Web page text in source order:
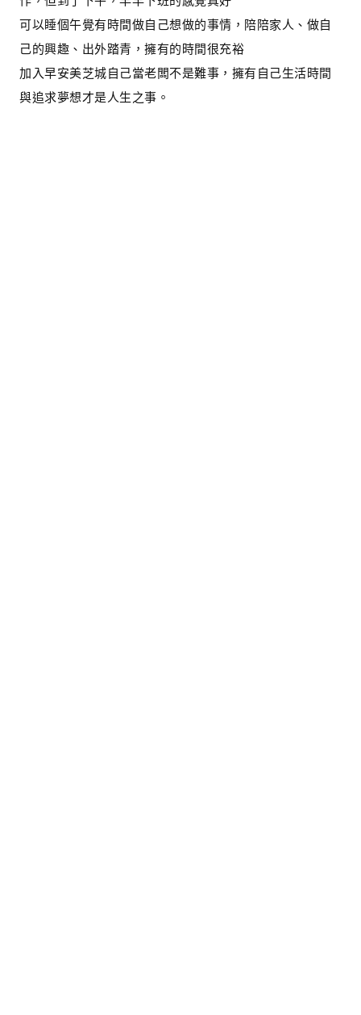
可以睡個午覺有時間做自己想做的事情，陪陪家人、做自
己的興趣、出外踏青，擁有的時間很充裕
加入早安美芝城自己當老闆不是難事，擁有自己生活時間
與追求夢想才是人生之事。